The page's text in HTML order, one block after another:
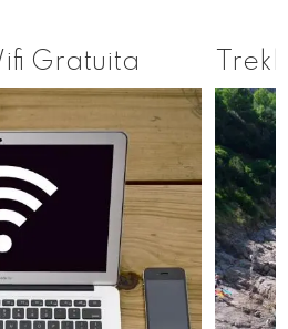
Gratuita